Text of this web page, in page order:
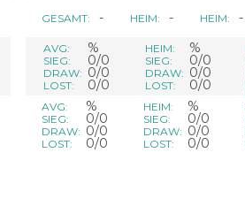
GESAMT: - HEIM: - HEIM: -
AVG: %
SIEG: 0/0
DRAW: 0/0
LOST: 0/0
HEIM: %
SIEG: 0/0
DRAW: 0/0
LOST: 0/0
AVG: %
SIEG: 0/0
DRAW: 0/0
LOST: 0/0
HEIM: %
SIEG: 0/0
DRAW: 0/0
LOST: 0/0